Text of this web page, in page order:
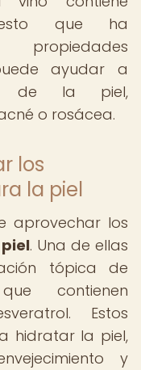
que ha
ayudar a
de la piel,
o rosácea.
los
la piel
aprovechar los
. Una de ellas
tópica de
contienen
Estos
hidratar la piel,
y